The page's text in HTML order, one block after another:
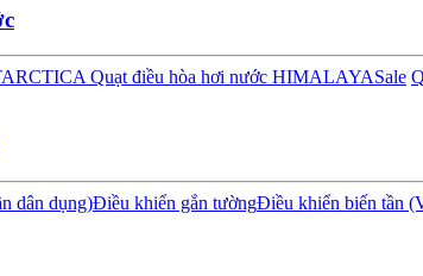
Quạt điều hòa hơi nước HIMALAYASale
dân dụng)Điều khiển gắn tườngĐiều khiển biến tần